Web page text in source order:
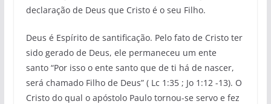
declaração de Deus que Cristo é o seu Filho.
Deus é Espírito de santificação. Pelo fato de Cristo ter
sido gerado de Deus, ele permaneceu um ente
santo “Por isso o ente santo que de ti há de nascer,
será chamado Filho de Deus” ( Lc 1:35 ; Jo 1:12 -13). O
Cristo do qual o apóstolo Paulo tornou-se servo e fez